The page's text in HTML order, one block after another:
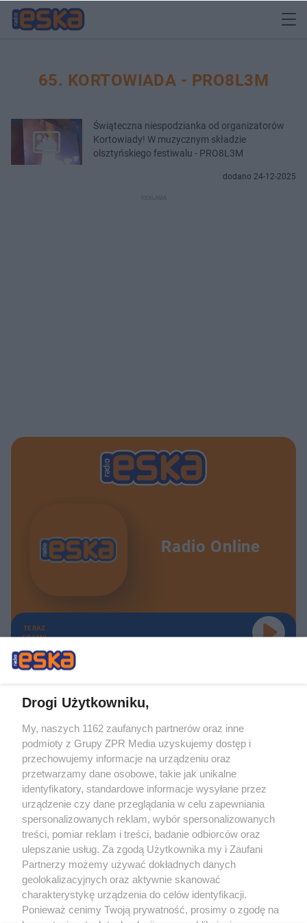
65. KORTOWIADA - PRO8L3M
Świąteczna niespodzianka od organizatorów
Kortowiady! W muzycznym składzie
olsztyńskiego festiwalu - PRO8L3M
dodano 24-12-2025
Radio Online
TERAZ
GRAMY
Żaden utwór zamieszczony w serwisie nie może być powielany i
rozpowszechniany lub dalej rozpowszechniany w jakikolwiek sposób (w
tym także elektroniczny lub mechaniczny) na jakimkolwiek polu
eksploatacji w jakiejkolwiek formie, włącznie z umieszczaniem w Internecie
bez pisemnej zgody właściciela praw. Jakiekolwiek użycie lub
wykorzystanie utworów w całości lub w części z naruszeniem prawa, tzn.
bez właściwej zgody, jest zabronione pod groźbą kary i może być ścigane
prawnie.
O nas
Drogi Użytkowniku,
My, naszych 1162 zaufanych partnerów oraz inne
podmioty z Grupy ZPR Media uzyskujemy dostęp i
przechowujemy informacje na urządzeniu oraz
przetwarzamy dane osobowe, takie jak unikalne
identyfikatory, standardowe informacje wysyłane przez
urządzenie czy dane przeglądania w celu zapewniania
spersonalizowanych reklam, wybór spersonalizowanych
treści, pomiar reklam i treści, badanie odbiorców oraz
ulepszanie usług. Za zgodą Użytkownika my i Zaufani
Partnerzy możemy używać dokładnych danych
geolokalizacyjnych oraz aktywnie skanować
charakterystykę urządzenia do celów identyfikacji.
Ponieważ cenimy Twoją prywatność, prosimy o zgodę na